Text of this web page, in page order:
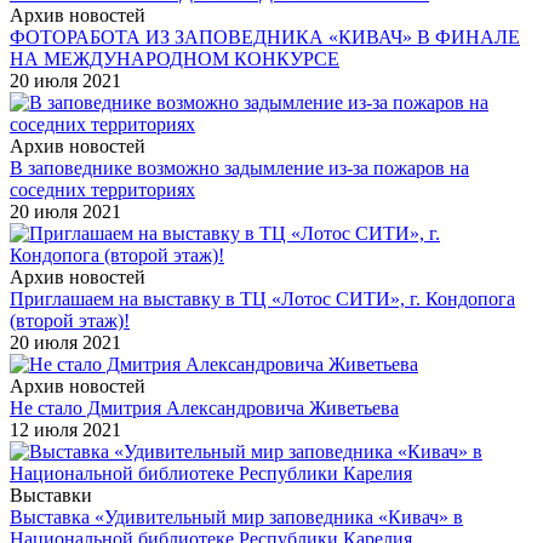
Архив новостей
ФОТОРАБОТА ИЗ ЗАПОВЕДНИКА «КИВАЧ» В ФИНАЛЕ
НА МЕЖДУНАРОДНОМ КОНКУРСЕ
20 июля 2021
Архив новостей
В заповеднике возможно задымление из-за пожаров на
соседних территориях
20 июля 2021
Архив новостей
Приглашаем на выставку в ТЦ «Лотос СИТИ», г. Кондопога
(второй этаж)!
20 июля 2021
Архив новостей
Не стало Дмитрия Александровича Живетьева
12 июля 2021
Выставки
Выставка «Удивительный мир заповедника «Кивач» в
Национальной библиотеке Республики Карелия